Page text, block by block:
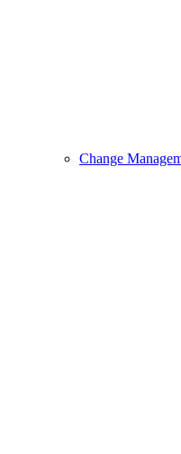
Change